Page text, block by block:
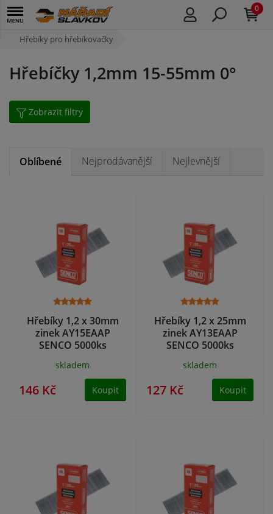
0
Hřebíky pro hřebíkovačky
Hřebíčky 1,2mm 15-55mm 0°
Zobrazit filtry
Oblíbené Nejprodávanější Nejlevnější
Hřebíky 1,2 x 30mm
zinek AY15EAAP
SENCO 5000ks
skladem
146 Kč Koupit
Hřebíky 1,2 x 25mm
zinek AY13EAAP
SENCO 5000ks
skladem
127 Kč Koupit